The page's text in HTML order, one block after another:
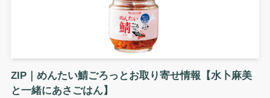
ZIP｜めんたい鯖ごろっとお取り寄せ情報【水卜麻美
と一緒にあさごはん】